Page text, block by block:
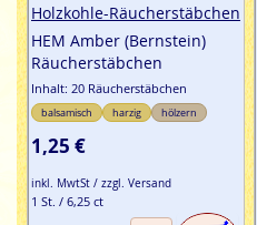
Holzkohle-Räucherstäbchen
HEM Amber (Bernstein)
Räucherstäbchen
Inhalt: 20 Räucherstäbchen
balsamisch harzig hölzern
1,25 €
inkl. MwtSt / zzgl. Versand
1 St. / 6,25 ct